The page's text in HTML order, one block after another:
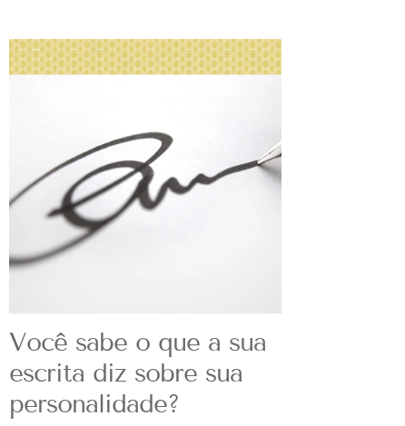
Você sabe o que a sua
escrita diz sobre sua
personalidade?